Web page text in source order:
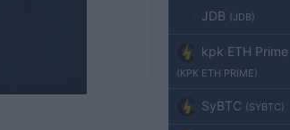
JDB (JDB)
kpk ETH Prime
(KPK ETH PRIME)
SyBTC (SYBTC)